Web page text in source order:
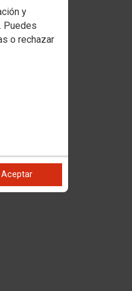
y
Puedes
o rechazar
Aceptar